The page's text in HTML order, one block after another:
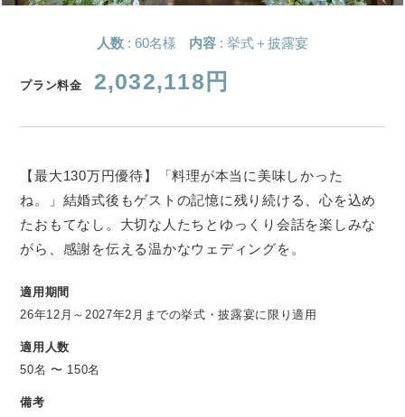
人数 : 60名様 内容 : 挙式＋披露宴
プラン料金 2,032,118円
【最大130万円優待】「料理が本当に美味しかった
ね。」結婚式後もゲストの記憶に残り続ける、心を込め
たおもてなし。大切な人たちとゆっくり会話を楽しみな
がら、感謝を伝える温かなウェディングを。
適用期間
26年12月～2027年2月までの挙式・披露宴に限り適用
適用人数
50名 〜 150名
備考